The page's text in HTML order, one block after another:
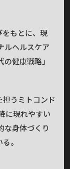
もとに、現
ルヘルスケア
健康戦略」
うミトコンド
に現れやすい
な身体づくり
。